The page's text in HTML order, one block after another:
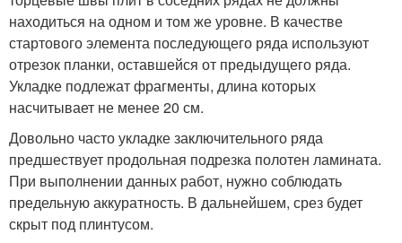
находиться на одном и том же уровне. В качестве
стартового элемента последующего ряда используют
отрезок планки, оставшейся от предыдущего ряда.
Укладке подлежат фрагменты, длина которых
насчитывает не менее 20 см.
Довольно часто укладке заключительного ряда
предшествует продольная подрезка полотен ламината.
При выполнении данных работ, нужно соблюдать
предельную аккуратность. В дальнейшем, срез будет
скрыт под плинтусом.